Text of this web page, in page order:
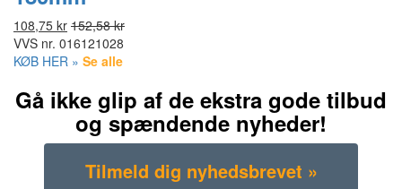
108,75 kr 152,58 kr
VVS nr. 016121028
KØB HER » Se alle
Gå ikke glip af de ekstra gode tilbud
og spændende nyheder!